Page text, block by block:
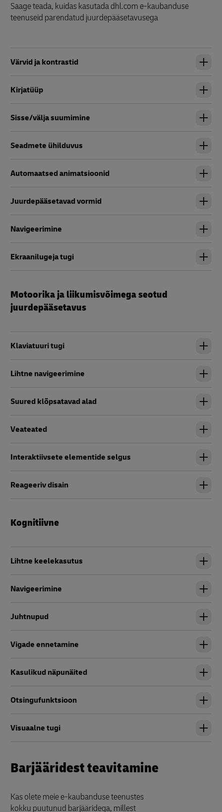
Saage teada, kuidas kasutada dhl.com e-kaubanduse
teenuseid parendatud juurdepääsetavusega
Värvid ja kontrastid
Kirjatüüp
Sisse/välja suumimine
Seadmete ühilduvus
Automaatsed animatsioonid
Juurdepääsetavad vormid
Navigeerimine
Ekraanilugeja tugi
Motoorika ja liikumisvõimega seotud
juurdepääsetavus
Klaviatuuri tugi
Lihtne navigeerimine
Suured klõpsatavad alad
Veateated
Interaktiivsete elementide selgus
Reageeriv disain
Kognitiivne
Lihtne keelekasutus
Navigeerimine
Juhtnupud
Vigade ennetamine
Kasulikud näpunäited
Otsingufunktsioon
Visuaalne tugi
Barjääridest teavitamine
Kas olete meie e-kaubanduse teenustes
kokku puutunud barjääridega, millest